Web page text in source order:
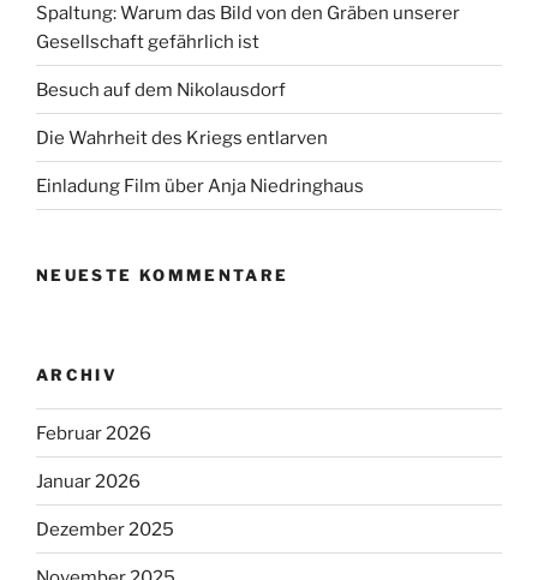
Spaltung: Warum das Bild von den Gräben unserer
Gesellschaft gefährlich ist
Besuch auf dem Nikolausdorf
Die Wahrheit des Kriegs entlarven
Einladung Film über Anja Niedringhaus
NEUESTE KOMMENTARE
ARCHIV
Februar 2026
Januar 2026
Dezember 2025